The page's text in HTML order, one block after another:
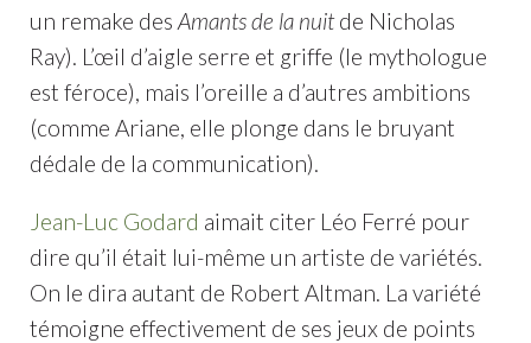
un remake des Amants de la nuitde Nicholas
Ray). L’œil d’aigle serre et griffe (le mythologue
est féroce), mais l’oreille a d’autres ambitions
(comme Ariane, elle plonge dans le bruyant
dédale de la communication).
Jean-Luc Godard aimait citer Léo Ferré pour
dire qu’il était lui-même un artiste de variétés.
On le dira autant de Robert Altman. La variété
témoigne effectivement de ses jeux de points